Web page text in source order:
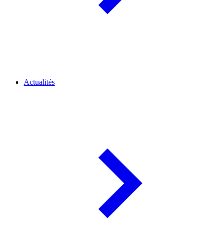
Actualités